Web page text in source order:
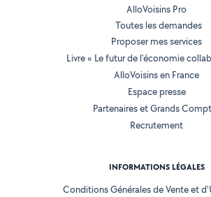
AlloVoisins Pro
Toutes les demandes
Proposer mes services
Livre « Le futur de l'économie
AlloVoisins en France
Espace presse
Partenaires et Grands
Recrutement
INFORMATIONS LÉGALES
Conditions Générales de Vente et